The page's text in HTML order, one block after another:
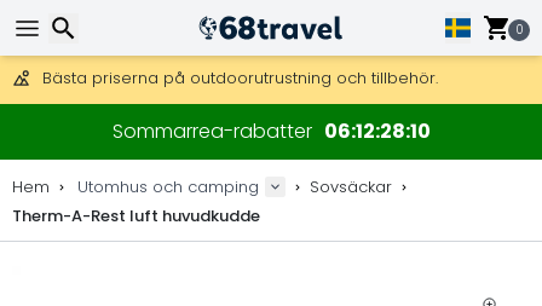
0
DHL Express över natten är också tillgängligt.
30 dagar för retur, 90 dagar för träkartor och dekorationer.
Bästa priserna på outdoorutrustning och tillbehör.
Sommarrea-rabatter 06122810
Hem Utomhus och camping
Sovsäckar
Therm-A-Rest luft huvudkudde